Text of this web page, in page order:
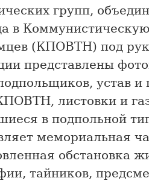
групп,
в
(КПОВТН) под
представлены
устав
листовки и
в подпольной
мемориальная
обстановка
тайников,